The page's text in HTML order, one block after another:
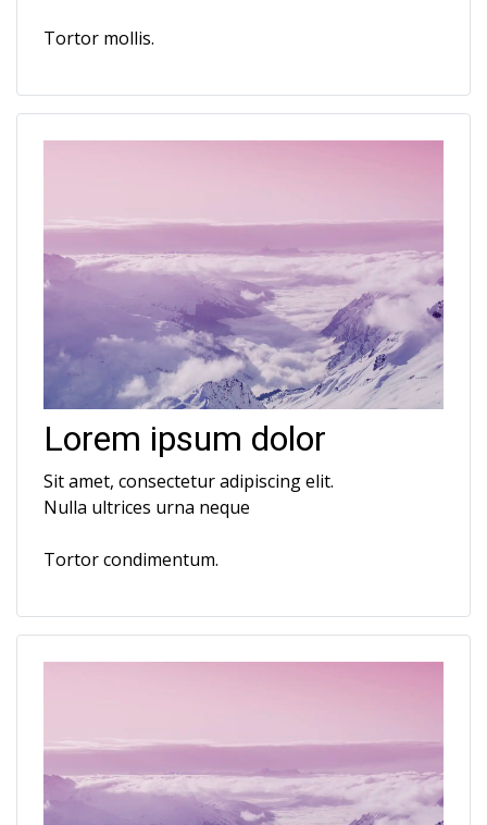
Tortor mollis.
Lorem ipsum dolor
Sit amet, consectetur adipiscing elit.
Nulla ultrices urna neque
Tortor condimentum.